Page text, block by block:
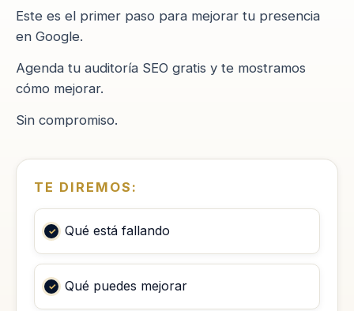
TE DIREMOS:
Qué está fallando
Qué puedes mejorar
Este es el primer paso para mejorar tu presencia
en Google.
Agenda tu auditoría SEO gratis y te mostramos
cómo mejorar.
Sin compromiso.